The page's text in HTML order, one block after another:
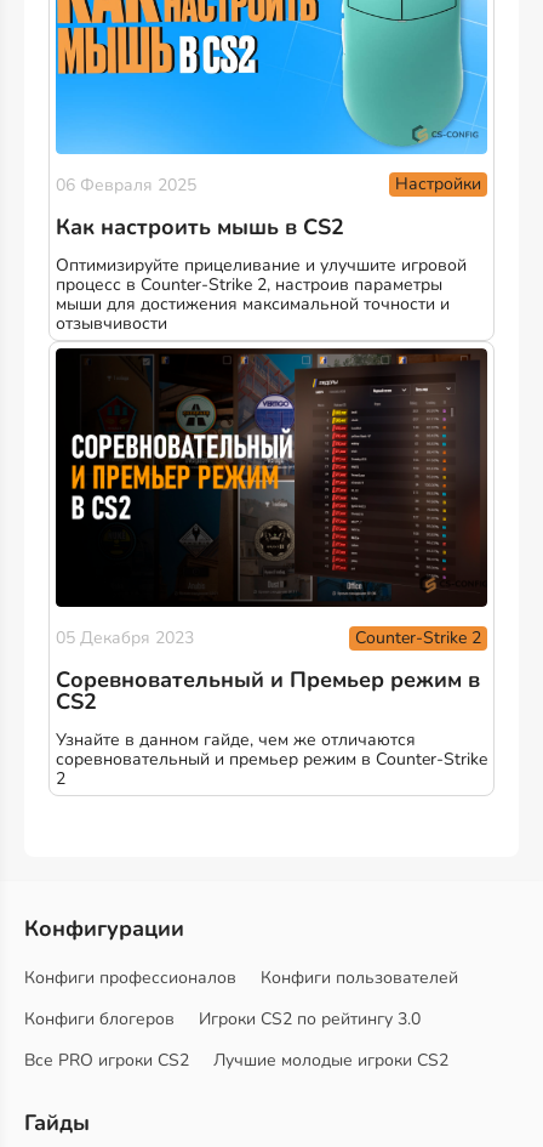
06 Февраля 2025 Настройки
Как настроить мышь в CS2
Оптимизируйте прицеливание и улучшите игровой
процесс в Counter-Strike 2, настроив параметры
мыши для достижения максимальной точности и
отзывчивости
05 Декабря 2023 Counter-Strike 2
Соревновательный и Премьер режим в
CS2
Узнайте в данном гайде, чем же отличаются
соревновательный и премьер режим в Counter-Strike
2
Конфигурации
Конфиги профессионалов
Конфиги пользователей
Конфиги блогеров
Игроки CS2 по рейтингу 3.0
Все PRO игроки CS2
Лучшие молодые игроки CS2
Гайды